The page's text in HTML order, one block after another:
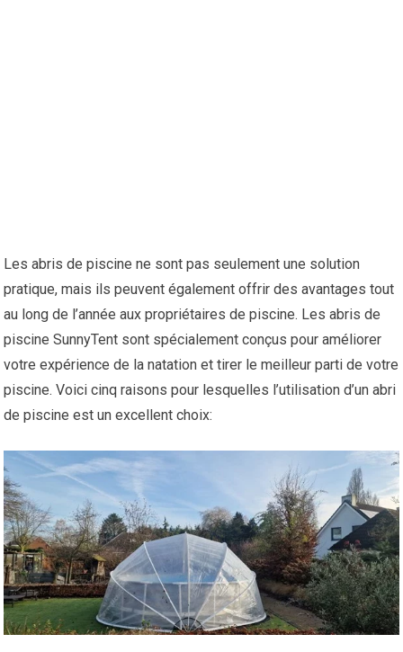
Les abris de piscine ne sont pas seulement une solution
pratique, mais ils peuvent également offrir des avantages tout
au long de l’année aux propriétaires de piscine. Les abris de
piscine SunnyTent sont spécialement conçus pour améliorer
votre expérience de la natation et tirer le meilleur parti de votre
piscine. Voici cinq raisons pour lesquelles l’utilisation d’un abri
de piscine est un excellent choix: